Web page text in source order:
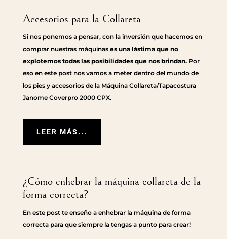
Accesorios para la Collareta
Si nos ponemos a pensar, con la inversión que hacemos en
comprar nuestras máquinas es una lástima que no
explotemos todas las posibilidades que nos brindan.Por
eso en este post nos vamos a meter dentro del mundo de
los pies y accesorios de la Máquina Collareta/Tapacostura
Janome Coverpro 2000 CPX.
LEER MÁS...
¿Cómo enhebrar la máquina collareta de la
forma correcta?
En este post te enseño a enhebrar la máquina de forma
correcta para que siempre la tengas a punto para crear!